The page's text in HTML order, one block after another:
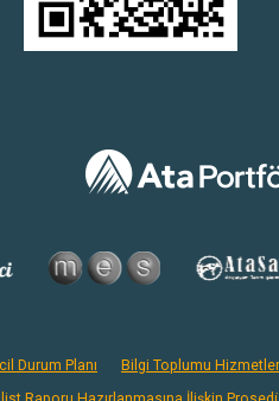
Durum Planı Bilgi Toplumu